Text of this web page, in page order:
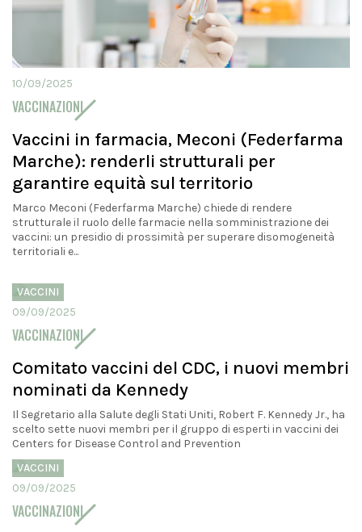
10/09/2025
VACCINAZIONI
Vaccini in farmacia, Meconi (Federfarma
Marche): renderli strutturali per
garantire equità sul territorio
Marco Meconi (Federfarma Marche) chiede di rendere
strutturale il ruolo delle farmacie nella somministrazione dei
vaccini: un presidio di prossimità per superare disomogeneità
territoriali e...
VACCINI
09/09/2025
VACCINAZIONI
Comitato vaccini del CDC, i nuovi membri
nominati da Kennedy
Il Segretario alla Salute degli Stati Uniti, Robert F. Kennedy Jr., ha
scelto sette nuovi membri per il gruppo di esperti in vaccini dei
Centers for Disease Control and Prevention
VACCINI
09/09/2025
VACCINAZIONI